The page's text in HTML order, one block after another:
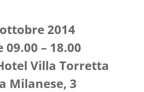
2014
09.00 – 18.00
Villa Torretta
Milanese, 3